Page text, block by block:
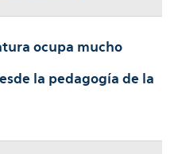
ocupa mucho
la pedagogía de la